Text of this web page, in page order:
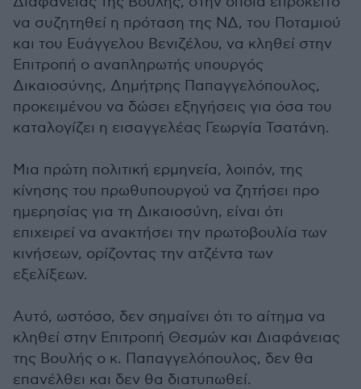
να συζητηθεί η πρόταση της ΝΔ, του Ποταμιού
και του Ευάγγελου Βενιζέλου, να κληθεί στην
Επιτροπή ο αναπληρωτής υπουργός
Δικαιοσύνης, Δημήτρης Παπαγγελόπουλος,
προκειμένου να δώσει εξηγήσεις για όσα του
καταλογίζει η εισαγγελέας Γεωργία Τσατάνη.
Μια πρώτη πολιτική ερμηνεία, λοιπόν, της
κίνησης του πρωθυπουργού να ζητήσει προ
ημερησίας για τη Δικαιοσύνη, είναι ότι
επιχειρεί να ανακτήσει την πρωτοβουλία των
κινήσεων, ορίζοντας την ατζέντα των
εξελίξεων.
Αυτό, ωστόσο, δεν σημαίνει ότι το αίτημα να
κληθεί στην Επιτροπή Θεσμών και Διαφάνειας
της Βουλής ο κ. Παπαγγελόπουλος, δεν θα
επανέλθει και δεν θα διατυπωθεί.